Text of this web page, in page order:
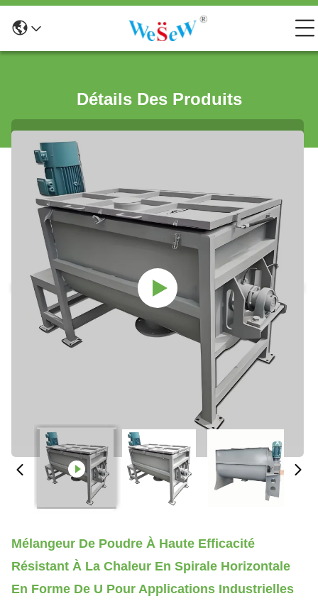
Détails Des Produits
Mélangeur De Poudre À Haute Efficacité
Résistant À La Chaleur En Spirale Horizontale
En Forme De U Pour Applications Industrielles